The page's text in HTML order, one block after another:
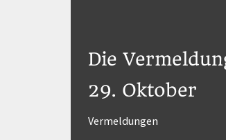
Die
29. Oktober
Vermeldungen